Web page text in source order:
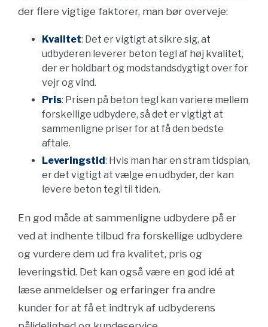
der flere vigtige faktorer, man bør overveje:
Kvalitet: Det er vigtigt at sikre sig, at
udbyderen leverer beton tegl af høj kvalitet,
der er holdbart og modstandsdygtigt over for
vejr og vind.
Pris: Prisen på beton tegl kan variere mellem
forskellige udbydere, så det er vigtigt at
sammenligne priser for at få den bedste
aftale.
Leveringstid: Hvis man har en stram tidsplan,
er det vigtigt at vælge en udbyder, der kan
levere beton tegl til tiden.
En god måde at sammenligne udbydere på er
ved at indhente tilbud fra forskellige udbydere
og vurdere dem ud fra kvalitet, pris og
leveringstid. Det kan også være en god idé at
læse anmeldelser og erfaringer fra andre
kunder for at få et indtryk af udbyderens